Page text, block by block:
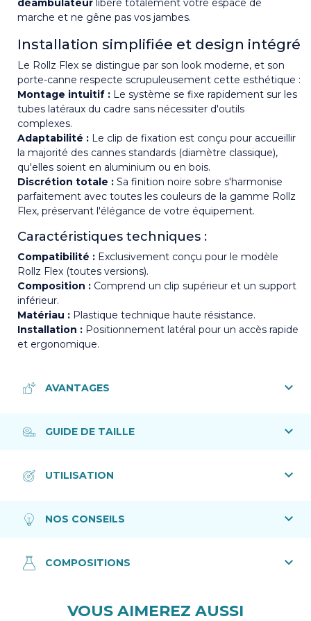
marche et ne gêne pas vos jambes.
Installation simplifiée et design intégré
Le Rollz Flex se distingue par son look moderne, et son
porte-canne respecte scrupuleusement cette esthétique :
Montage intuitif : Le système se fixe rapidement sur les
tubes latéraux du cadre sans nécessiter d'outils
complexes.
Adaptabilité : Le clip de fixation est conçu pour accueillir
la majorité des cannes standards (diamètre classique),
qu'elles soient en aluminium ou en bois.
Discrétion totale : Sa finition noire sobre s'harmonise
parfaitement avec toutes les couleurs de la gamme Rollz
Flex, préservant l'élégance de votre équipement.
Caractéristiques techniques :
Compatibilité : Exclusivement conçu pour le modèle
Rollz Flex (toutes versions).
Composition : Comprend un clip supérieur et un support
inférieur.
Matériau : Plastique technique haute résistance.
Installation : Positionnement latéral pour un accès rapide
et ergonomique.
VOUS AIMEREZ AUSSI